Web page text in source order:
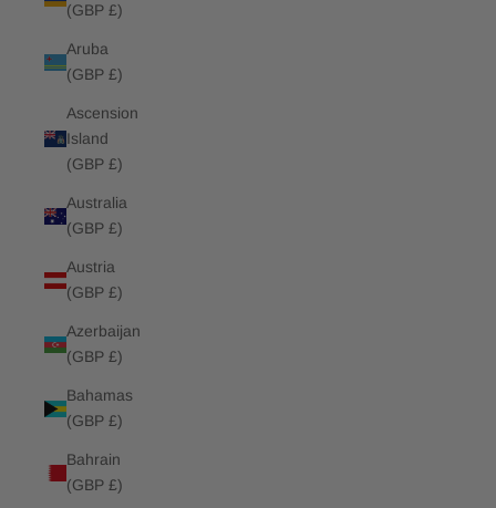
(GBP £)
Aruba
(GBP £)
Ascension
Island
(GBP £)
Australia
(GBP £)
Austria
(GBP £)
Azerbaijan
(GBP £)
Bahamas
(GBP £)
Bahrain
(GBP £)